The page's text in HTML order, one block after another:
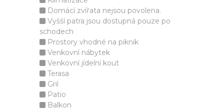
Domácí zvířata nejsou povolena.
Vyšší patra jsou dostupná pouze po
schodech
Prostory vhodné na piknik
Venkovní nábytek
Venkovní jídelní kout
Terasa
Gril
Patio
Balkon